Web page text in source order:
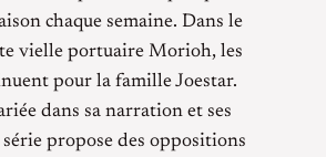
chaque semaine. Dans le
vielle portuaire Morioh, les
pour la famille Joestar.
dans sa narration et ses
série propose des oppositions